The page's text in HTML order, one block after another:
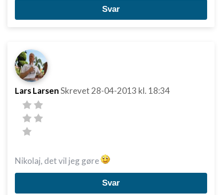
Svar
Lars LarsenSkrevet 28-04-2013 kl. 18:34
Nikolaj, det vil jeg gøre
Svar